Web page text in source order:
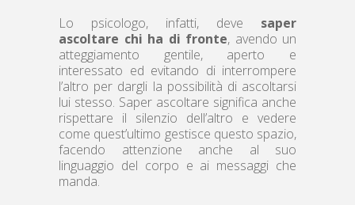
Lo psicologo, infatti, deve saper
ascoltare chi ha di fronte, avendo un
atteggiamento gentile, aperto e
interessato ed evitando di interrompere
l’altro per dargli la possibilità di ascoltarsi
lui stesso. Saper ascoltare significa anche
rispettare il silenzio dell’altro e vedere
come quest’ultimo gestisce questo spazio,
facendo attenzione anche al suo
linguaggio del corpo e ai messaggi che
manda.